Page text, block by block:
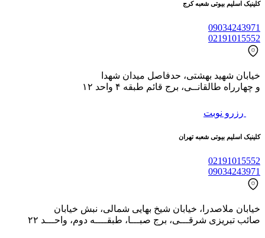
کلینیک اسلیم بیوتی شعبه کرج
09034243971
02191015552
خیابان شهید بهشتی، حدفاصل میدان شهدا
و چهارراه طالقانــی، برج قائم طبقه ۴ واحد ۱۲
رزرو نوبت
کلینیک اسلیم بیوتی شعبه تهران
02191015552
09034243971
خیابان ملاصدرا، خیابان شیخ بهایی شمالی، نبش خیابان
صائب تبریزی شرقـــی، برج صبـــا، طبقــــه دوم، واحـــد ۲۲